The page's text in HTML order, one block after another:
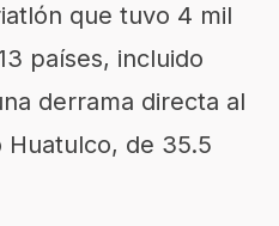
que tuvo 4 mil
países, incluido
derrama directa al
Huatulco, de 35.5